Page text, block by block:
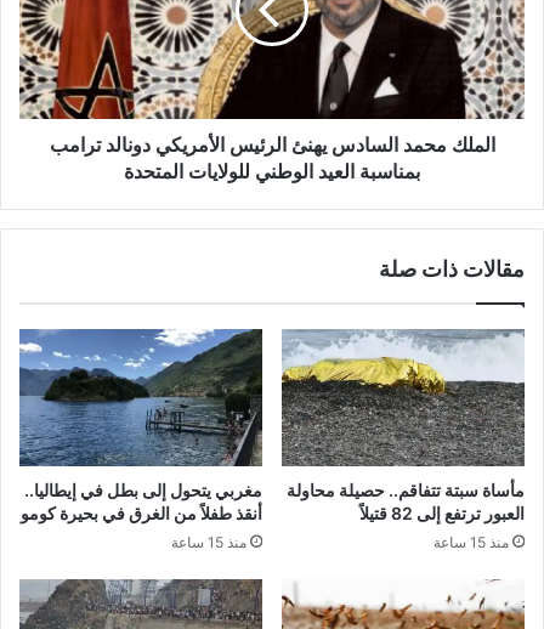
الرئيس
الأمريكي
دونالد
ترامب
بمناسبة
الملك محمد السادس يهنئ الرئيس الأمريكي دونالد ترامب
بمناسبة العيد الوطني للولايات المتحدة
مقالات ذات صلة
مأساة سبتة تتفاقم.. حصيلة محاولة
العبور ترتفع إلى 82 قتيلاً
منذ 15 ساعة
مغربي يتحول إلى بطل في إيطاليا..
أنقذ طفلاً من الغرق في بحيرة كومو
منذ 15 ساعة